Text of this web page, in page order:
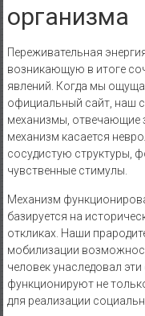
организма
Переживательная
возникающую в итоге
явлений. Когда мы
официальный сайт, наш
механизмы, отвечающие
механизм касается
сосудистую структуры,
чувственные стимулы.
Механизм
базируется на
откликах. Наши
мобилизации
человек унаследовал
функционируют не
для реализации